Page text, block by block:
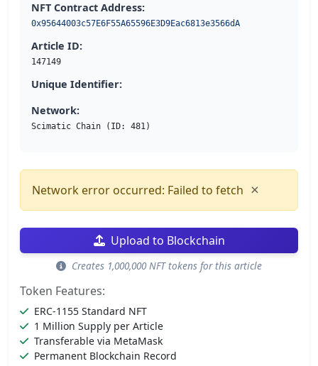
NFT Contract Address:
0x95644003c57E6F55A65596E3D9Eac6813e3566dA
Article ID:
147149
Unique Identifier:
Network:
Scimatic Chain (ID: 481)
Network error occurred: Failed to fetch ×
Upload to Blockchain
Creates 1,000,000 NFT tokens for this article
Token Features:
ERC-1155 Standard NFT
1 Million Supply per Article
Transferable via MetaMask
Permanent Blockchain Record